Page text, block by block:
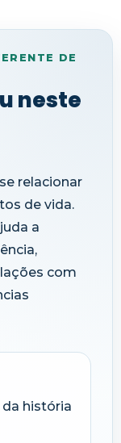
DE
neste
relacionar
de vida.
a
com
da história